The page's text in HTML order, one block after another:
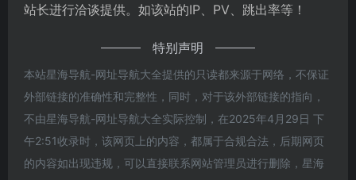
站长进行洽谈提供。如该站的IP、PV、跳出率等！
特别声明
本站星海导航-网址导航大全提供的只读都来源于网络，不保证
外部链接的准确性和完整性，同时，对于该外部链接的指向，
不由星海导航-网址导航大全实际控制，在2025年4月29日 下
午2:51收录时，该网页上的内容，都属于合规合法，后期网页
的内容如出现违规，可以直接联系网站管理员进行删除，星海